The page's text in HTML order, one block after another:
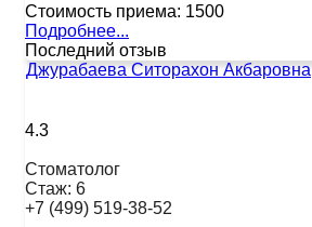
Стоимость приема: 1500
Подробнее...
Последний отзыв
Джурабаева Ситорахон Акбаровна
4.3
Стоматолог
Стаж: 6
+7 (499) 519-38-52